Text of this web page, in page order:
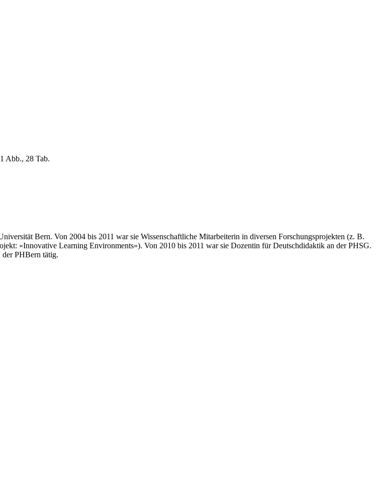
Abb., 28 Tab.
Bern. Von 2004 bis 2011 war sie Wissenschaftliche Mitarbeiterin in diversen Forschungsprojekten (z. B.
«Innovative Learning Environments»). Von 2010 bis 2011 war sie Dozentin für Deutschdidaktik an der PHSG.
PHBern tätig.